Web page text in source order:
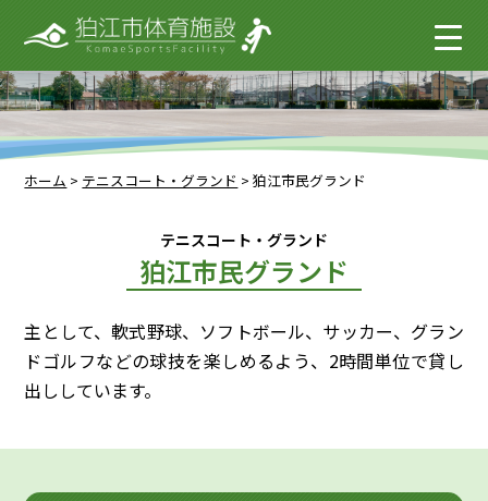
ホーム > テニスコート・グランド >狛江市民グランド
テニスコート・グランド
狛江市民グランド
主として、軟式野球、ソフトボール、サッカー、グラン
ドゴルフなどの球技を楽しめるよう、2時間単位で貸し
出ししています。